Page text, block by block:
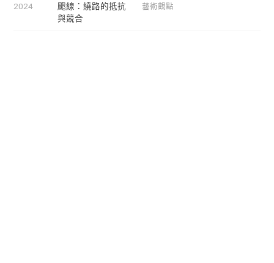
2024
颮線：繞路的抵抗
與競合
藝術觀點